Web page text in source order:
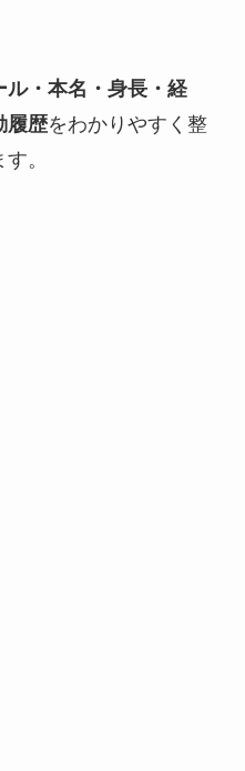
ル・本名・身長・経
履歴をわかりやすく整
。